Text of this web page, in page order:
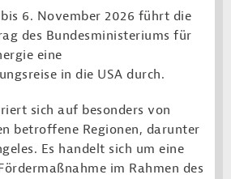
6. November 2026 führt die
des Bundesministeriums für
eine
in die USA durch.
sich auf besonders von
betroffene Regionen, darunter
Es handelt sich um eine
im Rahmen des